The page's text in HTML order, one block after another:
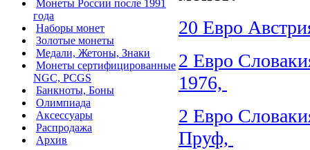
Монеты России после 1991
года
Наборы монет
Золотые монеты
Медали, Жетоны, Знаки
Монеты сертифицированные
NGC, PCGS
Банкноты, Боны
Олимпиада
Аксессуары
Распродажа
Архив
20 Евро
2 Евро
1976,
2 Евро
Пруф,